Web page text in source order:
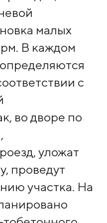
малых
В каждом
с
во дворе по
уложат
проведут
участка. На